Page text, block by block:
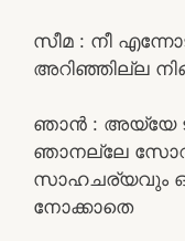
സീമ : നീ
അറിഞ്ഞില്ല
ഞാൻ : അയ്യേ
ഞാനല്ലേ
സാഹചര്യവും
നോക്കാതെ